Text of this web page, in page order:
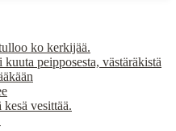
ko kerkijää.
peipposesta, västäräkistä
vesittää.